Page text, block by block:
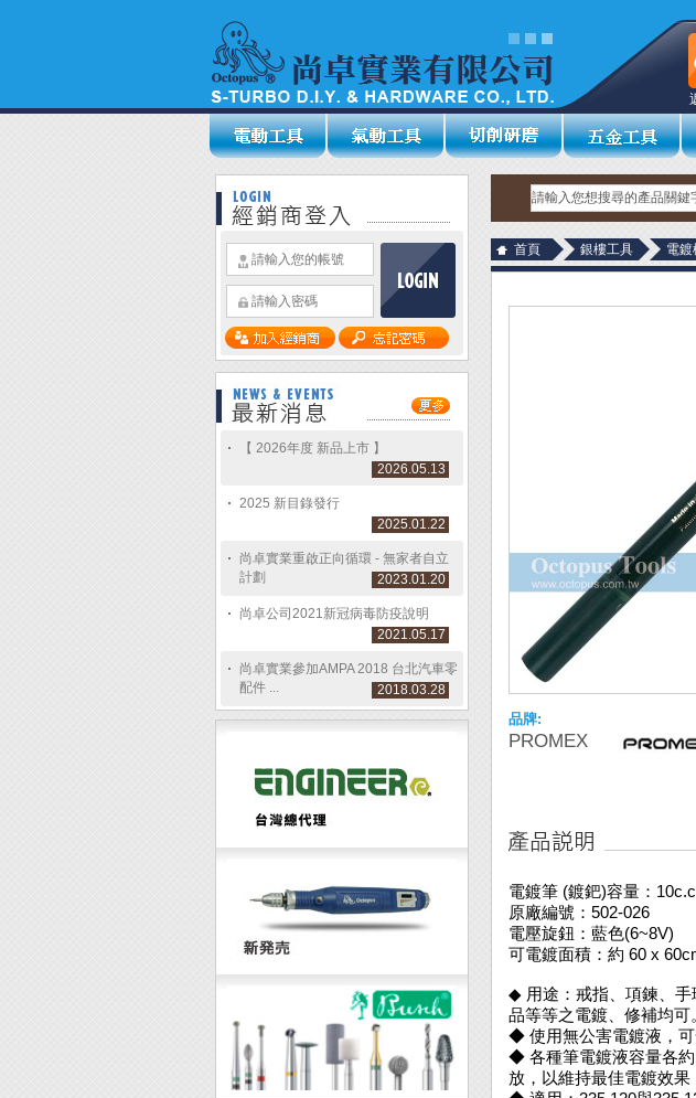
【 2026年度 新品上市 】
2026.05.13
2025 新目錄發行
2025.01.22
尚卓實業重啟正向循環 - 無家者自立
計劃
2023.01.20
尚卓公司2021新冠病毒防疫說明
2021.05.17
尚卓實業參加AMPA 2018 台北汽車零
配件 ...
2018.03.28
首頁 銀樓工具 電鍍
品牌:
PROMEX
電鍍筆 (鍍鈀)容量：
原廠編號：502-026
電壓旋鈕：藍色(6~8V)
可電鍍面積：約 60 x
◆ 用途：戒指、項鍊、手
品等等之電鍍、修補均可。
◆ 使用無公害電鍍液，可
◆ 各種筆電鍍液容量各
放，以維持最佳電鍍效果